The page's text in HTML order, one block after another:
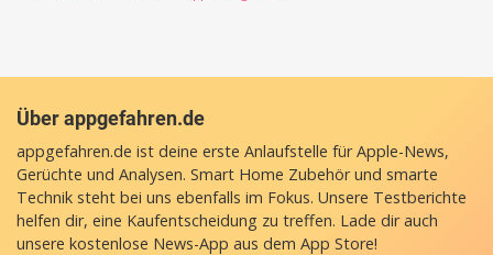
Über appgefahren.de
appgefahren.de ist deine erste Anlaufstelle für Apple-News,
Gerüchte und Analysen. Smart Home Zubehör und smarte
Technik steht bei uns ebenfalls im Fokus. Unsere Testberichte
helfen dir, eine Kaufentscheidung zu treffen. Lade dir auch
unsere kostenlose News-App aus dem App Store!